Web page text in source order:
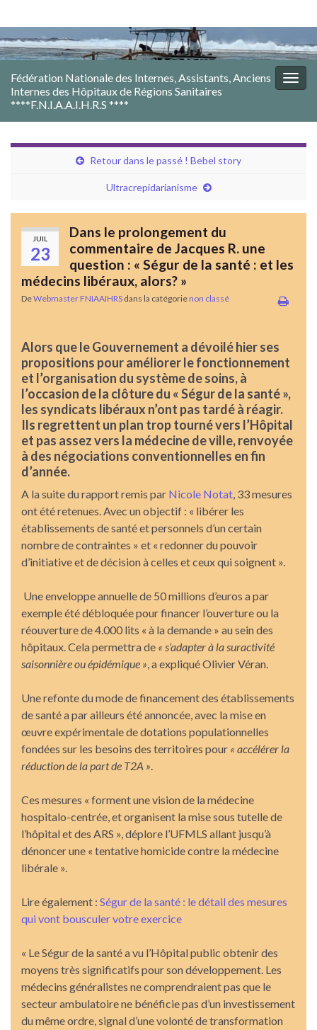
Fédération Nationale des Internes, Assistants, Anciens
Internes des Hôpitaux de Régions Sanitaires
****F.N.I.A.A.I.H.R.S ****
Retour dans le passé ! Bebel story
Ultracrepidarianisme
JUIL
23
Dans le prolongement du
commentaire de Jacques R. une
question : « Ségur de la santé : et les
médecins libéraux, alors? »
DeWebmaster FNIAAIHRS dans la catégorie non classé
Alors que le Gouvernement a dévoilé hier ses
propositions pour améliorer le fonctionnement
et l’organisation du système de soins, à
l’occasion de la clôture du « Ségur de la santé »,
les syndicats libéraux n’ont pas tardé à réagir.
Ils regrettent un plan trop tourné vers l’Hôpital
et pas assez vers la médecine de ville, renvoyée
à des négociations conventionnelles en fin
d’année.
A la suite du rapport remis par Nicole Notat, 33 mesures
ont été retenues. Avec un objectif : « libérer les
établissements de santé et personnels d’un certain
nombre de contraintes » et « redonner du pouvoir
d’initiative et de décision à celles et ceux qui soignent ».
Une enveloppe annuelle de 50 millions d’euros a par
exemple été débloquée pour financer l’ouverture ou la
réouverture de 4.000 lits « à la demande » au sein des
hôpitaux. Cela permettra de « s’adapter à la suractivité
saisonnière ou épidémique », a expliqué Olivier Véran.
Une refonte du mode de financement des établissements
de santé a par ailleurs été annoncée, avec la mise en
œuvre expérimentale de dotations populationnelles
fondées sur les besoins des territoires pour « accélérer la
réduction de la part de T2A ».
Ces mesures « forment une vision de la médecine
hospitalo-centrée, et organisent la mise sous tutelle de
l’hôpital et des ARS », déplore l’UFMLS allant jusqu’à
dénoncer une « tentative homicide contre la médecine
libérale ».
Lire également : Ségur de la santé : le détail des mesures
qui vont bousculer votre exercice
« Le Ségur de la santé a vu l’Hôpital public obtenir des
moyens très significatifs pour son développement. Les
médecins généralistes ne comprendraient pas que le
secteur ambulatoire ne bénéficie pas d’un investissement
du même ordre, signal d’une volonté de transformation